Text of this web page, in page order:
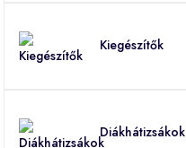
Kiegészítők
Diákhátizsákok